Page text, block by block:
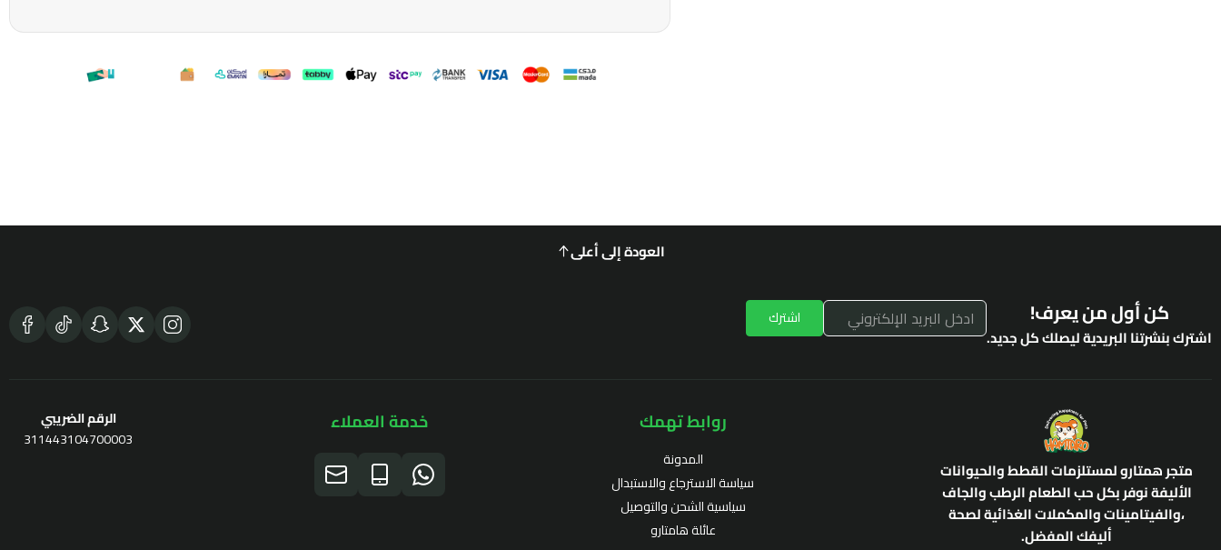
العودة إلى أعلى
كن أول من يعرف!
اشترك بنشرتنا البريدية ليصلك كل جديد.
اشترك
متجر همتارو لمستلزمات القطط والحيوانات
الأليفة نوفر بكل حب الطعام الرطب والجاف
،والفيتامينات والمكملات الغذائية لصحة
أليفك المفضل.
روابط تهمك
المدونة
سياسة الاسترجاع والاستبدال
سياسية الشحن والتوصيل
عائلة هامتارو
خدمة العملاء
الرقم الضريبي
311443104700003